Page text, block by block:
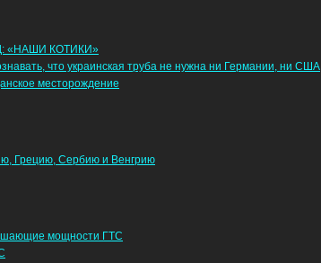
«НАШИ КОТИКИ»
что украинская труба не нужна ни Германии, ни США
месторождение
Грецию, Сербию и Венгрию
мощности ГТС